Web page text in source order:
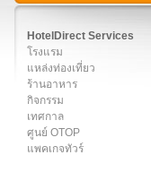
HotelDirect Services
โรงแรม
แหล่งท่องเที่ยว
ร้านอาหาร
กิจกรรม
เทศกาล
ศูนย์ OTOP
แพคเกจทัวร์